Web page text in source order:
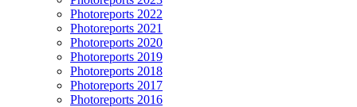
Photoreports 2022
Photoreports 2021
Photoreports 2020
Photoreports 2019
Photoreports 2018
Photoreports 2017
Photoreports 2016